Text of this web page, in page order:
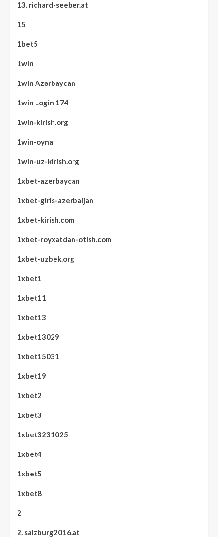
13. richard-seeber.at
15
1bet5
1win
1win Azərbaycan
1win Login 174
1win-kirish.org
1win-oyna
1win-uz-kirish.org
1xbet-azerbaycan
1xbet-giris-azerbaijan
1xbet-kirish.com
1xbet-royxatdan-otish.com
1xbet-uzbek.org
1xbet1
1xbet11
1xbet13
1xbet13029
1xbet15031
1xbet19
1xbet2
1xbet3
1xbet3231025
1xbet4
1xbet5
1xbet8
2
2. salzburg2016.at